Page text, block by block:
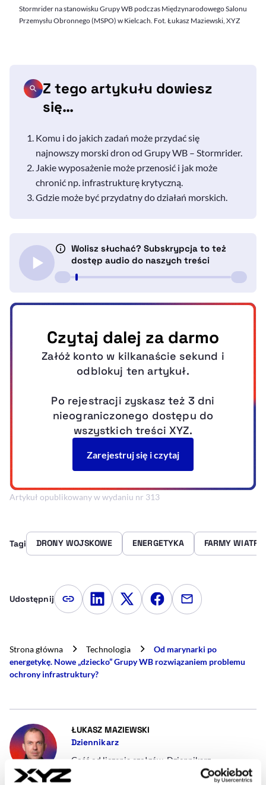
Stormrider na stanowisku Grupy WB podczas Międzynarodowego Salonu
Przemysłu Obronnego (MSPO) w Kielcach. Fot. Łukasz Maziewski, XYZ
Z tego artykułu dowiesz
się…
Komu i do jakich zadań może przydać się
najnowszy morski dron od Grupy WB – Stormrider.
Jakie wyposażenie może przenosić i jak może
chronić np. infrastrukturę krytyczną.
Gdzie może być przydatny do działań morskich.
Artykuł opublikowany w wydaniu nr 313
Tagi DRONY WOJSKOWE ENERGETYKA FARMY
Udostępnij Kopiuj link artykułu
Udostępnij na LinkedIn
Udostępnij na Twitterze
Udostępnij na
Udostępnij
Strona główna Technologia
Od marynarki po
energetykę. Nowe „dziecko” Grupy WB rozwiązaniem problemu
ochrony infrastruktury?
ŁUKASZ MAZIEWSKI
Dziennikarz
Gość od liczenia czołgów. Dziennikarz
zainteresowany bezpieczeństwem wewnętrznym i